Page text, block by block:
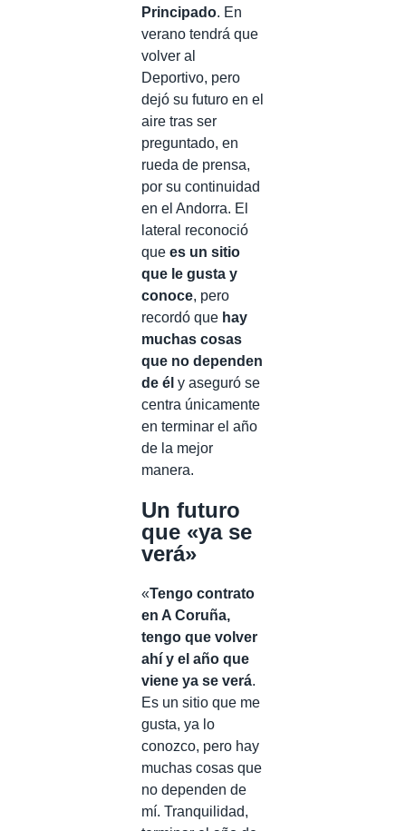
Principado. En
verano tendrá que
volver al
Deportivo, pero
dejó su futuro en el
aire tras ser
preguntado, en
rueda de prensa,
por su continuidad
en el Andorra. El
lateral reconoció
que es un sitio
que le gusta y
conoce, pero
recordó que hay
muchas cosas
que no dependen
de él y aseguró se
centra únicamente
en terminar el año
de la mejor
manera.
Un futuro
que «ya se
verá»
«Tengo contrato
en A Coruña,
tengo que volver
ahí y el año que
viene ya se verá.
Es un sitio que me
gusta, ya lo
conozco, pero hay
muchas cosas que
no dependen de
mí. Tranquilidad,